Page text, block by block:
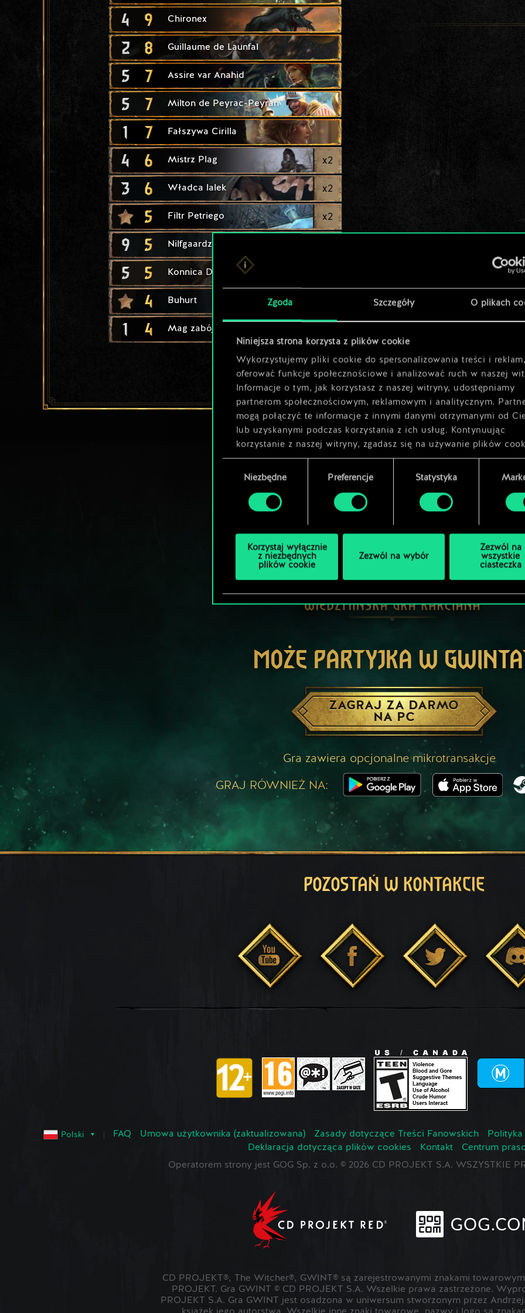
Zgoda Szczegóły O plikach
Niniejsza strona korzysta z plików cookie
Wykorzystujemy pliki cookie do spersonalizowania treści i
oferować funkcje społecznościowe i analizować ruch w naszej
Informacje o tym, jak korzystasz z naszej witryny, udostępniamy
partnerom społecznościowym, reklamowym i analitycznym.
mogą połączyć te informacje z innymi danymi otrzymanymi od
lub uzyskanymi podczas korzystania z ich usług. Kontynuując
korzystanie z naszej witryny, zgadasz się na używanie plików
zgodyNiezbędne Preferencje Statystyka
Korzystaj wyłącznie
z niezbędnych
plików cookie
Zezwól na wybór
Zezwól na
wszystkie
ciasteczka
4 9 Chironex
2 8 Guillaume de Launfal
5 7 Assire var Anahid
5 7 Milton de Peyrac-Peyran
1 7 Fałszywa Cirilla
4 6 Mistrz Plag x2
3 6 Władca lalek x2
5 Filtr Petriego x2
9 5 Nilfgaardzki rycerz
5 5 Konnica Dywizji Alba
4 Buhurt
1 4 Mag zabójca
MOŻE PARTYJKA W
ZAGRAJ ZA DARMO
NA PC
Gra zawiera opcjonalne mikrotransakcje
GRAJ RÓWNIEŻ NA:
POZOSTAŃ W KONTAKCIE
Polski FAQ Umowa użytkownika (zaktualizowana) Zasady dotyczące Treści Fanowskich
Deklaracja dotycząca plików cookies
Kontakt
Centrum
Operatorem strony jest GOG Sp. z o.o. © 2026 CD PROJEKT S.A. WSZYSTKIE
CD PROJEKT®, The Witcher®, GWINT® są zarejestrowanymi znakami
PROJEKT. Gra GWINT © CD PROJEKT S.A. Wszelkie prawa zastrzeżone.
PROJEKT S.A. Gra GWINT jest osadzona w uniwersum stworzonym przez